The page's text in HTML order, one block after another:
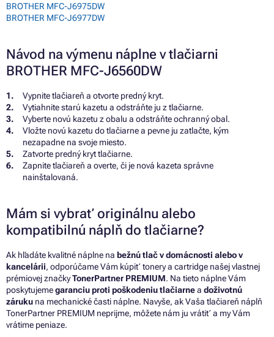
BROTHER MFC-J6975DW
BROTHER MFC-J6977DW
Návod na výmenu náplne v tlačiarni
BROTHER MFC-J6560DW
Vypnite tlačiareň a otvorte predný kryt.
Vytiahnite starú kazetu a odstráňte ju z tlačiarne.
Vyberte novú kazetu z obalu a odstráňte ochranný obal.
Vložte novú kazetu do tlačiarne a pevne ju zatlačte, kým
nezapadne na svoje miesto.
Zatvorte predný kryt tlačiarne.
Zapnite tlačiareň a overte, či je nová kazeta správne
nainštalovaná.
Mám si vybrať originálnu alebo
kompatibilnú náplň do tlačiarne?
Ak hľadáte kvalitné náplne na bežnú tlač v domácnosti alebo v
kancelárii, odporúčame Vám kúpiť tonery a cartridge našej vlastnej
prémiovej značkyTonerPartner PREMIUM. Na tieto náplne Vám
poskytujemegaranciu proti poškodeniu tlačiarnea doživotnú
záruku na mechanické časti náplne. Navyše, ak Vaša tlačiareň náplň
TonerPartner PREMIUM neprijme, môžete nám ju vrátiť a my Vám
vrátime peniaze.